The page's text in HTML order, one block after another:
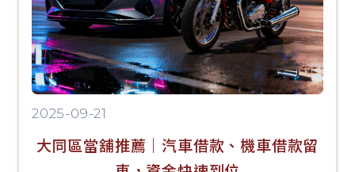
2025-09-21
大同區當舖推薦｜汽車借款、機車借款留